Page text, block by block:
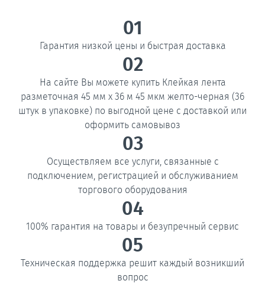
01
Гарантия низкой цены и быстрая доставка
02
На сайте Вы можете купить Клейкая лента
разметочная 45 мм x 36 м 45 мкм желто-черная (36
штук в упаковке) по выгодной цене с доставкой или
оформить самовывоз
03
Осуществляем все услуги, связанные с
подключением, регистрацией и обслуживанием
торгового оборудования
04
100% гарантия на товары и безупречный сервис
05
Техническая поддержка решит каждый возникший
вопрос